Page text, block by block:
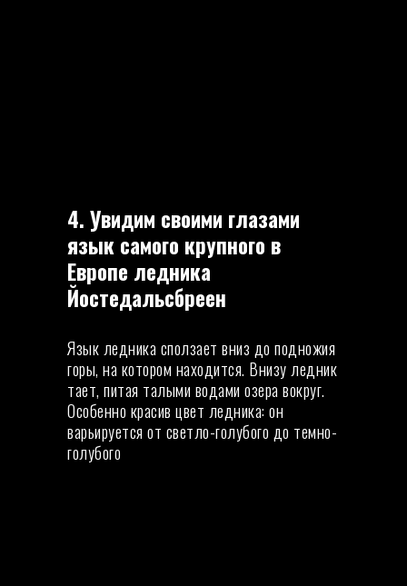
4. Увидим своими глазами
язык самого крупного в
Европе ледника
Йостедальсбреен
Язык ледника сползает вниз до подножия
горы, на котором находится. Внизу ледник
тает, питая талыми водами озера вокруг.
Особенно красив цвет ледника: он
варьируется от светло-голубого до темно-
голубого